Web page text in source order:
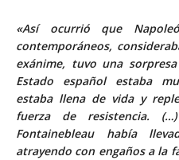
«Así ocurrió que
contemporáneos,
exánime, tuvo una
Estado español estaba
estaba llena de vida y
fuerza de resistencia.
Fontainebleau había
atrayendo con engaños a la